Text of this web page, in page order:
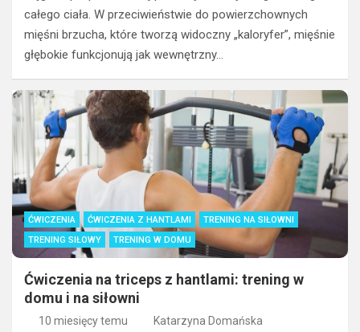
całego ciała. W przeciwieństwie do powierzchownych
mięśni brzucha, które tworzą widoczny „kaloryfer”, mięśnie
głębokie funkcjonują jak wewnętrzny…
ĆWICZENIA ĆWICZENIA Z HANTLAMI
TRENING NA SIŁOWNI
TRENING SIŁOWY
TRENING W DOMU
Ćwiczenia na triceps z hantlami: trening w
domu i na siłowni
10 miesięcy temu Katarzyna Domańska